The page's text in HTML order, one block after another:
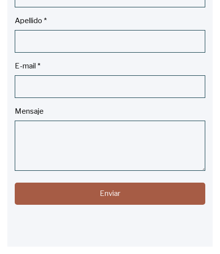
Apellido *
E-mail *
Mensaje
Enviar